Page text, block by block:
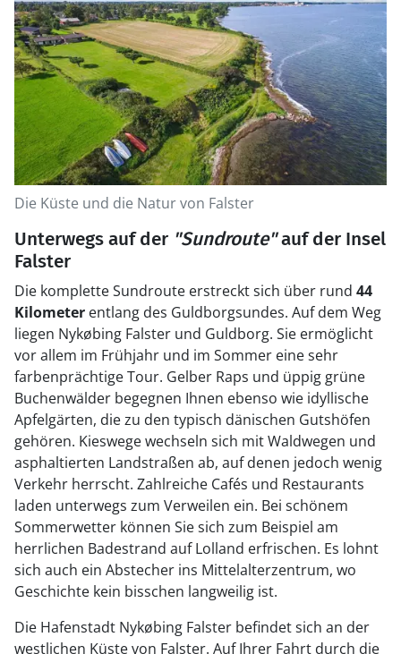
Die Küste und die Natur von Falster
Unterwegs auf der "Sundroute"auf der Insel
Falster
Die komplette Sundroute erstreckt sich über rund 44
Kilometer entlang des Guldborgsundes. Auf dem Weg
liegen Nykøbing Falster und Guldborg. Sie ermöglicht
vor allem im Frühjahr und im Sommer eine sehr
farbenprächtige Tour. Gelber Raps und üppig grüne
Buchenwälder begegnen Ihnen ebenso wie idyllische
Apfelgärten, die zu den typisch dänischen Gutshöfen
gehören. Kieswege wechseln sich mit Waldwegen und
asphaltierten Landstraßen ab, auf denen jedoch wenig
Verkehr herrscht. Zahlreiche Cafés und Restaurants
laden unterwegs zum Verweilen ein. Bei schönem
Sommerwetter können Sie sich zum Beispiel am
herrlichen Badestrand auf Lolland erfrischen. Es lohnt
sich auch ein Abstecher ins Mittelalterzentrum, wo
Geschichte kein bisschen langweilig ist.
Die Hafenstadt Nykøbing Falster befindet sich an der
westlichen Küste von Falster. Auf Ihrer Fahrt durch die